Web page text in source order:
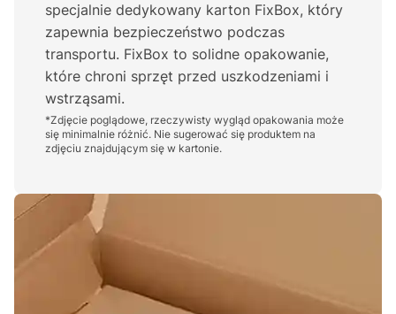
specjalnie dedykowany karton FixBox, który
zapewnia bezpieczeństwo podczas
transportu. FixBox to solidne opakowanie,
które chroni sprzęt przed uszkodzeniami i
wstrząsami.
*Zdjęcie poglądowe, rzeczywisty wygląd opakowania może
się minimalnie różnić. Nie sugerować się produktem na
zdjęciu znajdującym się w kartonie.